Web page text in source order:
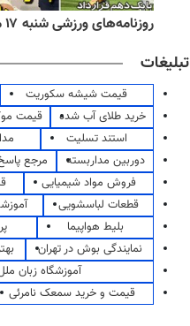
روزنامه‌های ورزشی شنبه ۱۷ مرداد ۱۴۰۵
تبلیغات
قیمت شیشه سکوریت
خرید طلای آب شده
قیمت
استند تسلیت
دوربین مداربسته
مرجع
فروش مواد شیمیایی
قطعات لباسشویی
بلیط هواپیما
نمایندگی بوش در تهران
آموزشگاه زبان
قیمت و خرید سمعک نامرئی